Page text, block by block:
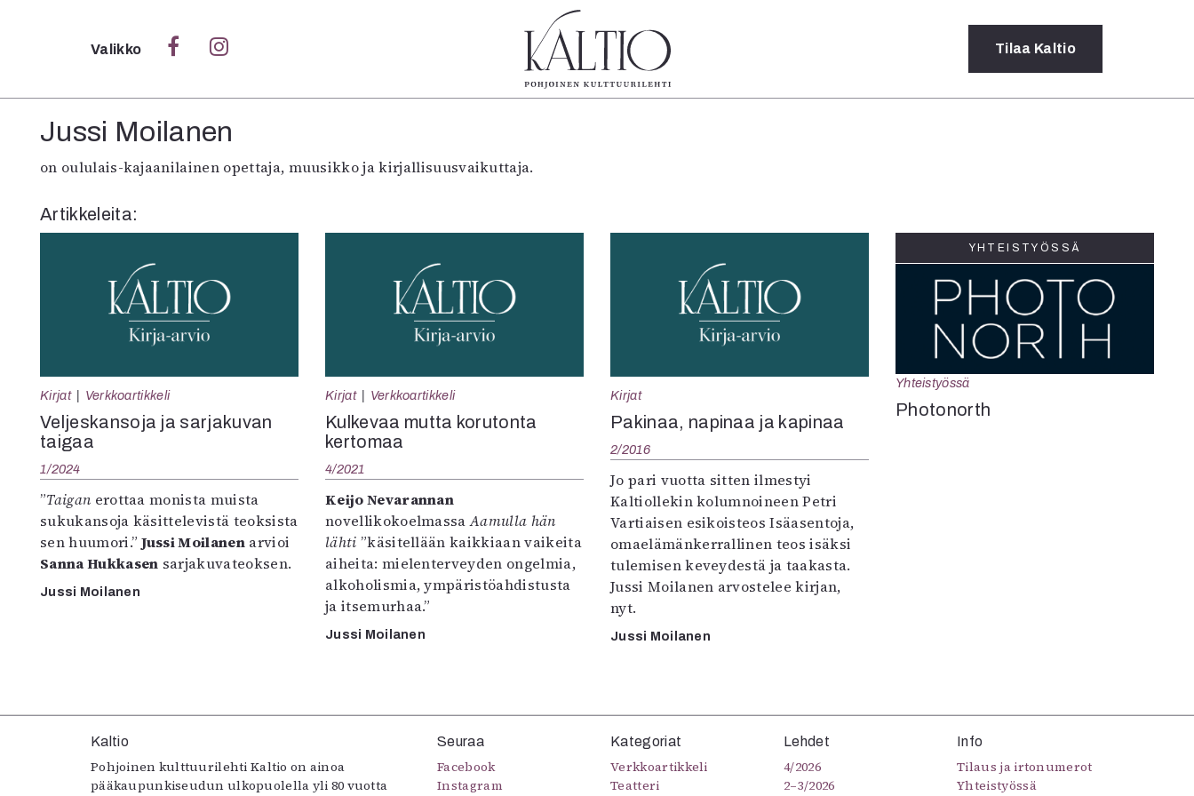
Sulje
Teatteri
Sámegillii
Pääkirjoitus
Paperilehdestä
Oulu2026
Näyttelyt
Levyt
Kuvataide
Kirjat
In English
Esitystaide
Arkisto
Valikko Tilaa Kaltio
Jussi Moilanen
on oululais-kajaanilainen opettaja, muusikko ja kirjallisuusvaikuttaja.
Artikkeleita:
Kirjat Verkkoartikkeli
Veljeskansoja ja sarjakuvan
taigaa
1/2024
”Taigan erottaa monista muista
sukukansoja käsittelevistä teoksista
sen huumori.”Jussi Moilanenarvioi
Sanna Hukkasen sarjakuvateoksen.
Jussi Moilanen
Kirjat Verkkoartikkeli
Kulkevaa mutta korutonta
kertomaa
4/2021
Keijo Nevarannan
novellikokoelmassaAamulla hän
lähti ”käsitellään kaikkiaan vaikeita
aiheita: mielenterveyden ongelmia,
alkoholismia, ympäristöahdistusta
ja itsemurhaa.”
Jussi Moilanen
Kirjat
Pakinaa, napinaa ja kapinaa
2/2016
Jo pari vuotta sitten ilmestyi
Kaltiollekin kolumnoineen Petri
Vartiaisen esikoisteos Isäasentoja,
omaelämänkerrallinen teos isäksi
tulemisen keveydestä ja taakasta.
Jussi Moilanen arvostelee kirjan,
nyt.
Jussi Moilanen
YHTEISTYÖSSÄ
Yhteistyössä
Photonorth
Kaltio
Pohjoinen kulttuurilehti Kaltio on ainoa
pääkaupunkiseudun ulkopuolella yli 80 vuotta
Seuraa
Facebook
Instagram
Kategoriat
Verkkoartikkeli
Teatteri
Lehdet
4/2026
2–3/2026
Info
Tilaus ja irtonumerot
Yhteistyössä